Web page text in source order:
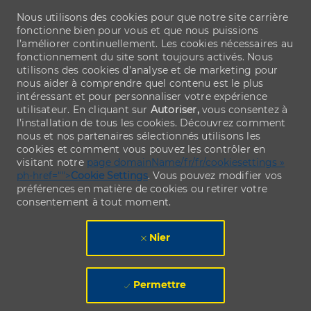
Nous utilisons des cookies pour que notre site carrière
fonctionne bien pour vous et que nous puissions
l’améliorer continuellement. Les cookies nécessaires au
fonctionnement du site sont toujours activés. Nous
utilisons des cookies d’analyse et de marketing pour
nous aider à comprendre quel contenu est le plus
intéressant et pour personnaliser votre expérience
utilisateur. En cliquant sur Autoriser,vous consentez à
l’installation de tous les cookies. Découvrez comment
nous et nos partenaires sélectionnés utilisons les
cookies et comment vous pouvez les contrôler en
visitant notre page domainName/fr/fr/cookiesettings »
ph-href="">Cookie Settings. Vous pouvez modifier vos
préférences en matière de cookies ou retirer votre
consentement à tout moment.
Nier
Permettre